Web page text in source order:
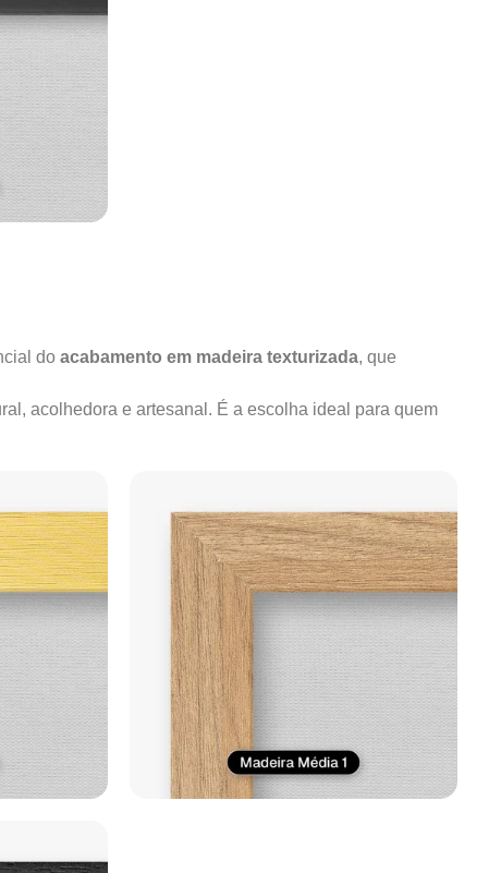
do acabamento em madeira texturizada, que
acolhedora e artesanal. É a escolha ideal para quem